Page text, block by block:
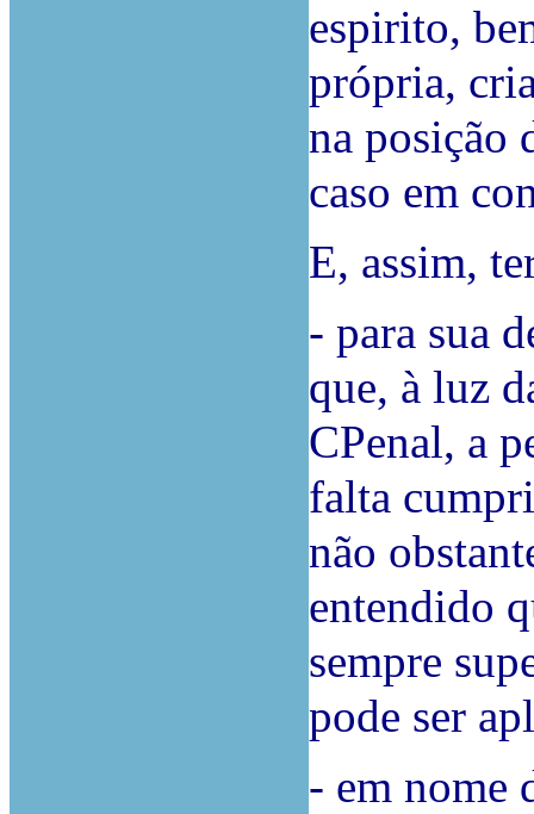
espirito,
própria,
na posição
caso em
E, assim,
- para sua
que, à luz
CPenal, a
falta
não
entendido
sempre
pode ser
- em nome